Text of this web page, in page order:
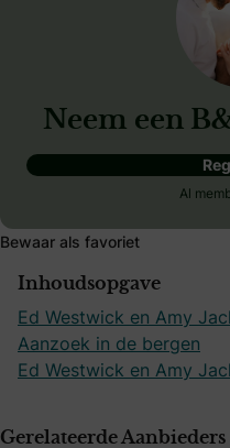
Neem een
Al
Bewaar als favoriet
Inhoudsopgave
Ed Westwick en Amy
Aanzoek in de bergen
Ed Westwick en Amy
Gerelateerde Aanbieders